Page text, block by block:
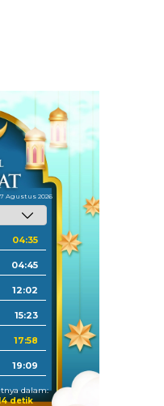
Agustus 2026
04:35
04:45
12:02
15:23
17:58
19:09
dalam:
detik